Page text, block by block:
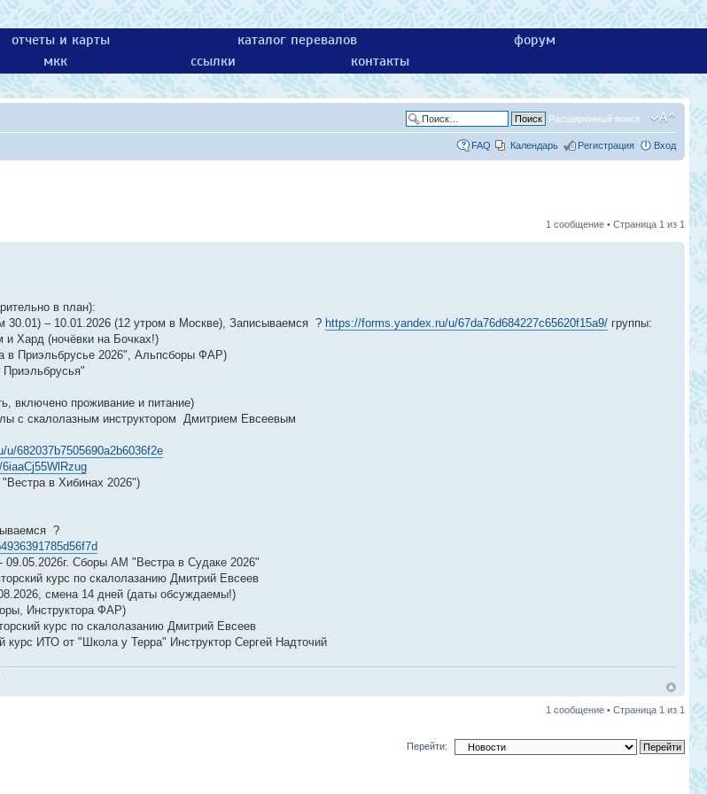
отчеты и карты каталог перевалов
форум
мкк ссылки контакты
Расширенный поиск
FAQ Календарь Регистрация Вход
1 сообщение • Страница 1 из 1
в план):
30.01) – 10.01.2026 (12 утром в Москве), Записываемся ? https://forms.yandex.ru/u/67da76d684227c65620f15a9/группы:
Хард (ночёвки на Бочках!)
в Приэльбрусье 2026", Альпсборы ФАР)
включено проживание и питание)
с скалолазным инструктором Дмитрием Евсеевым
682037b7505690a2b6036f2e
в Хибинах 2026")
?
09.05.2026г. Сборы АМ "Вестра в Судаке 2026"
курс по скалолазанию Дмитрий Евсеев
смена 14 дней (даты обсуждаемы!)
Инструктора ФАР)
курс по скалолазанию Дмитрий Евсеев
курс ИТО от "Школа у Терра" Инструктор Сергей Надточий
1 сообщение • Страница 1 из 1
Перейти: